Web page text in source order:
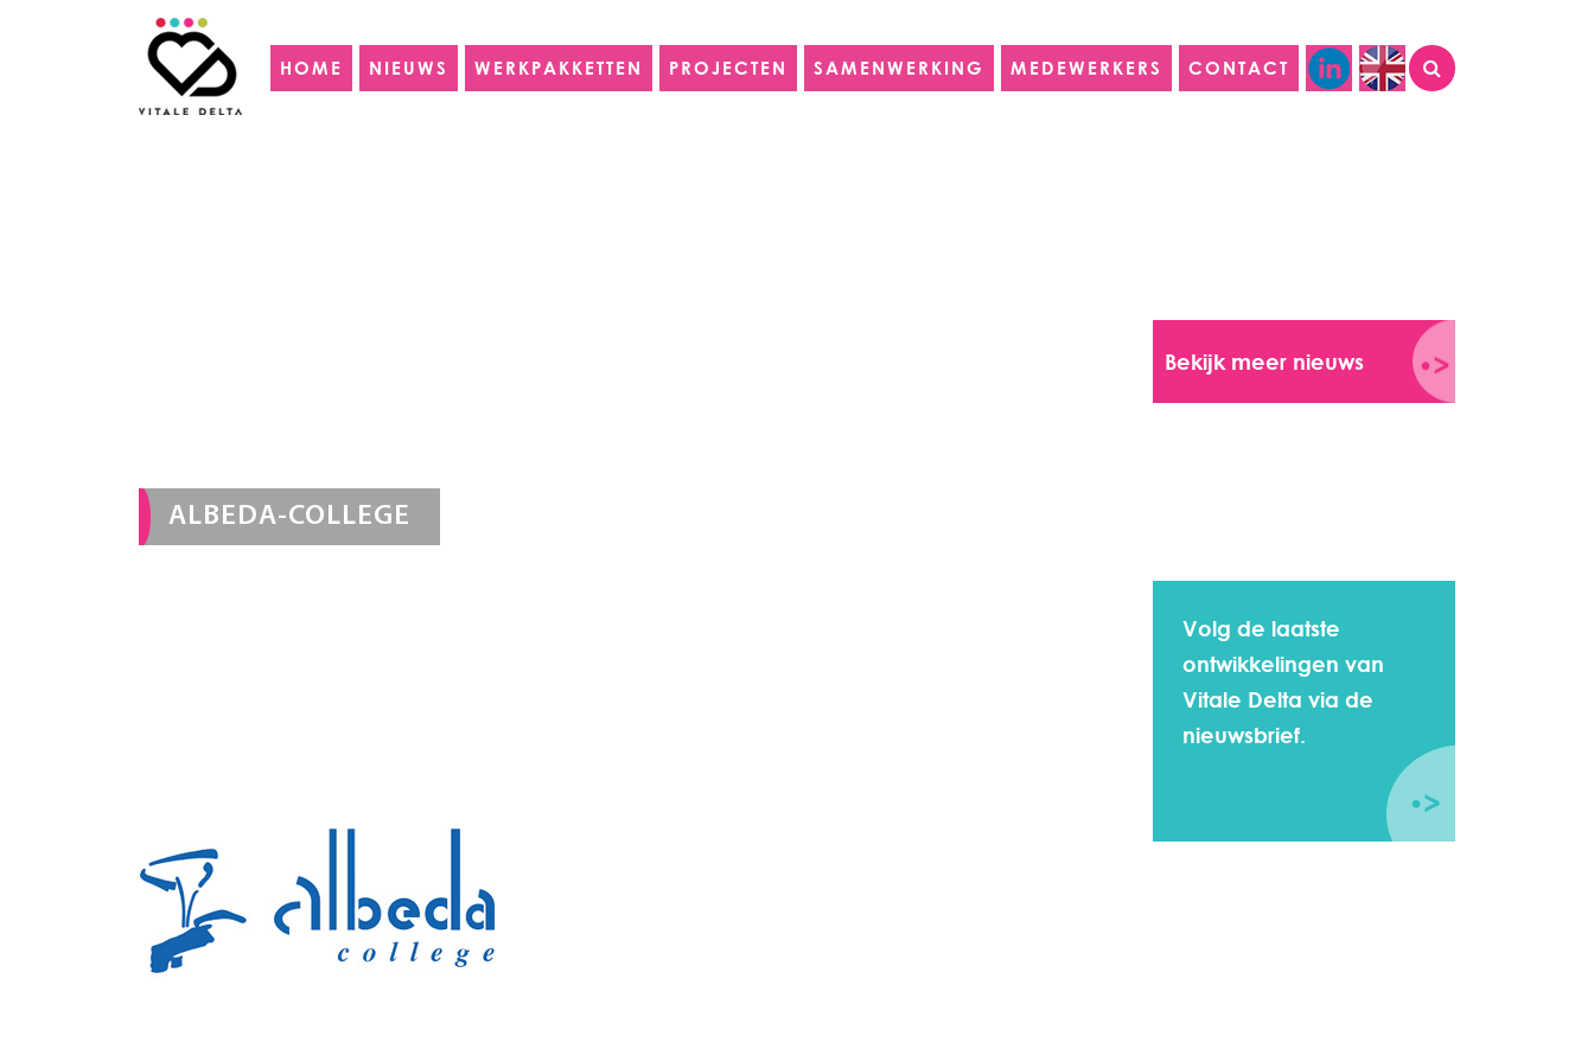
HOME NIEUWS WERKPAKKETTEN PROJECTEN SAMENWERKING MEDEWERKERS CONTACT
ALBEDA-COLLEGE
Bekijk meer nieuws
Volg de laatste
ontwikkelingen van
Vitale Delta via de
nieuwsbrief.